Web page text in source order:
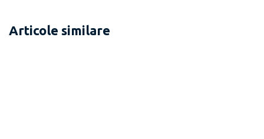
Articole similare